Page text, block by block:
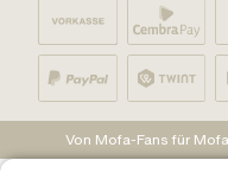
Von Mofa-Fans für